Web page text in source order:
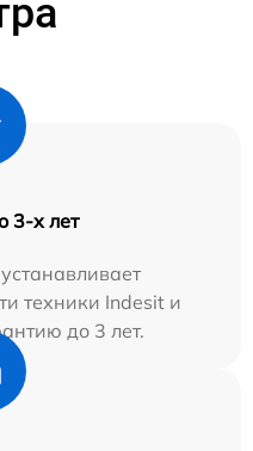
3-х лет
техники Indesit и
до 3 лет.